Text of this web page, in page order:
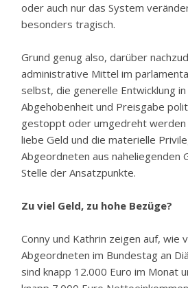
oder auch nur das System
besonders tragisch.
Grund genug also, darüber
administrative Mittel im
selbst, die generelle Entwicklung
Abgehobenheit und Preisgabe
gestoppt oder umgedreht werden
liebe Geld und die materielle
Abgeordneten aus naheliegenden
Stelle der Ansatzpunkte.
Zu viel Geld, zu hohe Bezüge?
Conny und Kathrin zeigen auf, wie
Abgeordneten im Bundestag an
sind knapp 12.000 Euro im Monat